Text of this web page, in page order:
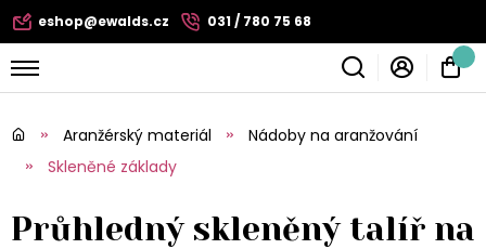
eshop@ewalds.cz 031 / 780 75 68
Aranžérský materiál
Nádoby na aranžování
Skleněné základy
Průhledný skleněný talíř na